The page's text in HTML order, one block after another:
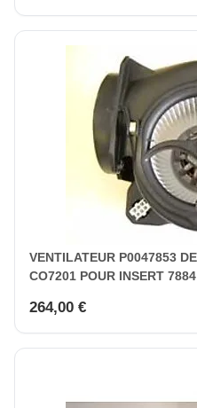
VENTILATEUR P0047853
CO7201 POUR INSERT 7884
264,00 €